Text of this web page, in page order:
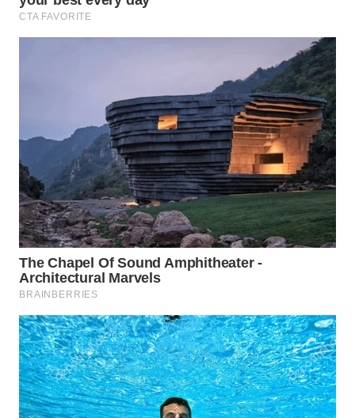
LIKUPANG
Wahana
Media
Group
WAHANA
NEWS
WAHANA
WAHANA
ADVOKAT
WAHANA